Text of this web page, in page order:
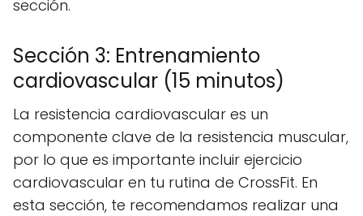
sección.
Sección 3: Entrenamiento
cardiovascular (15 minutos)
La resistencia cardiovascular es un
componente clave de la resistencia muscular,
por lo que es importante incluir ejercicio
cardiovascular en tu rutina de CrossFit. En
esta sección, te recomendamos realizar una